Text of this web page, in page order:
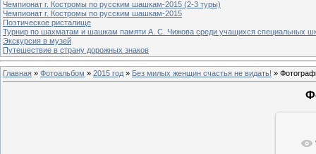
Чемпионат г. Костромы по русским шашкам-2015 (2-3 туры)
Чемпионат г. Костромы по русским шашкам-2015
Поэтическое ристалище
Турнир по шахматам и шашкам памяти А. С. Чижова среди учащихся специальных
Экскурсия в музей
Путешествие в страну дорожных знаков
Главная » Фотоальбом » 2015 год » Без милых женщин счастья не видать! »